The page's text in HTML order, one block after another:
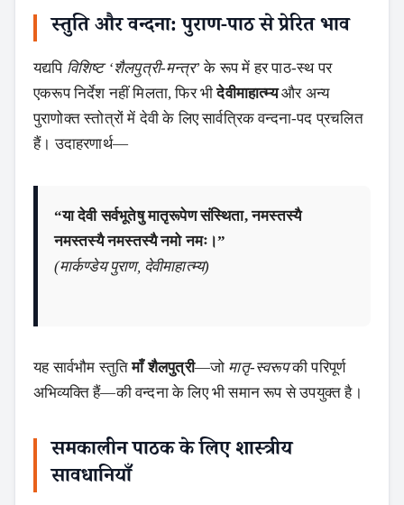
स्तुति और वन्दना: पुराण‑पाठ से प्रेरित भाव
यद्यपि विशिष्ट ‘शैलपुत्री‑मन्त्र’ के रूप में हर पाठ‑स्थ पर
एकरूप निर्देश नहीं मिलता, फिर भीदेवीमाहात्म्यऔर अन्य
पुराणोक्त स्तोत्रों में देवी के लिए सार्वत्रिक वन्दना‑पद प्रचलित
हैं। उदाहरणार्थ—
“या देवी सर्वभूतेषु मातृरूपेण संस्थिता, नमस्तस्यै
नमस्तस्यै नमस्तस्यै नमो नमः।”
(मार्कण्डेय पुराण, देवीमाहात्म्य)
यह सार्वभौम स्तुतिमाँ शैलपुत्री—जो मातृ‑स्वरूपकी परिपूर्ण
अभिव्यक्ति हैं—की वन्दना के लिए भी समान रूप से उपयुक्त है।
समकालीन पाठक के लिए शास्त्रीय
सावधानियाँ